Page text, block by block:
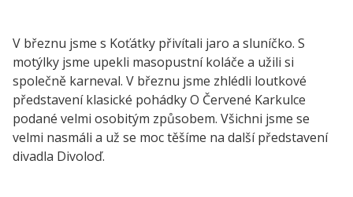
V březnu jsme s Koťátky přivítali jaro a sluníčko. S
motýlky jsme upekli masopustní koláče a užili si
společně karneval. V březnu jsme zhlédli loutkové
představení klasické pohádky O Červené Karkulce
podané velmi osobitým způsobem. Všichni jsme se
velmi nasmáli a už se moc těšíme na další představení
divadla Divoloď.